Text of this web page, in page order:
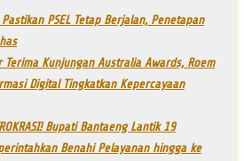
PSEL Tetap Berjalan, Penetapan
Terima Kunjungan Australia Awards, Roem
Digital Tingkatkan Kepercayaan
Bupati Bantaeng Lantik 19
Benahi Pelayanan hingga ke